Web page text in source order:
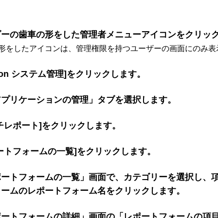
の歯車の形をした管理者メニューアイコンをクリッ
をしたアイコンは、管理権限を持つユーザーの画面にのみ
システム管理]をクリックします。
リケーションの管理」タブを選択します。
レポート]をクリックします。
トフォームの一覧]をクリックします。
トフォームの一覧」画面で、カテゴリーを選択し、
ムのレポートフォーム名をクリックします。